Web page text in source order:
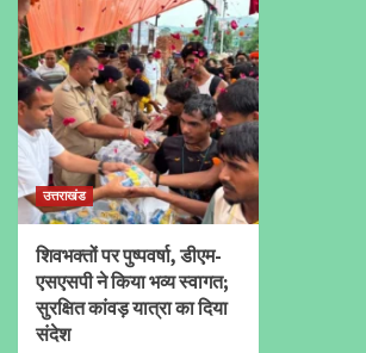
उत्तराखंड
शिवभक्तों पर पुष्पवर्षा, डीएम-
एसएसपी ने किया भव्य स्वागत;
सुरक्षित कांवड़ यात्रा का दिया
संदेश